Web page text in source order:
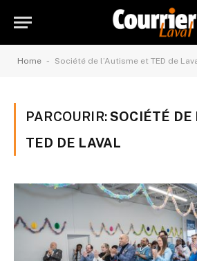
Home - Société de l’Autisme et TED de
PARCOURIR:SOCIÉTÉ DE
TED DE LAVAL